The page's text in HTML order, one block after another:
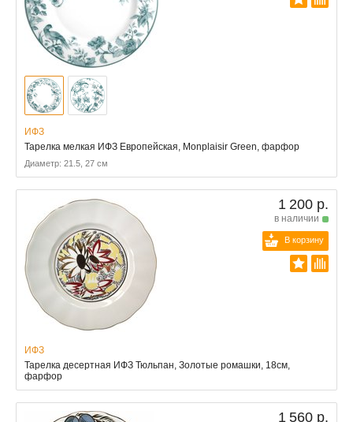
ИФЗ
Тарелка мелкая ИФЗ Европейская, Monplaisir Green, фарфор
Диаметр: 21.5, 27 см
1 200 р.
в наличии
В корзину
ИФЗ
Тарелка десертная ИФЗ Тюльпан, Золотые ромашки, 18см,
фарфор
1 560 р.